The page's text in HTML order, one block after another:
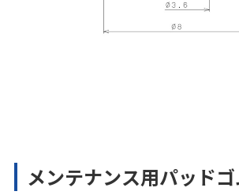
メンテナンス用パッド